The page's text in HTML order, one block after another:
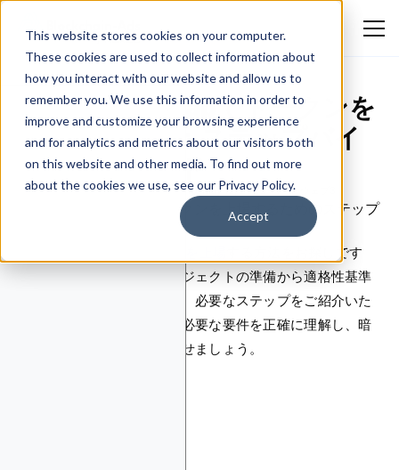
This website stores cookies on your computer.
These cookies are used to collect information about
how you interact with our website and allow us to
remember you. We use this information in order to
improve and customize your browsing experience
and for analytics and metrics about our visitors both
on this website and other media. To find out more
about the cookies we use, see our Privacy Policy.
Accept
CoinMarketCapでトークンを
上場する方法：ステップバイ
ステップガイド
Ekokotu Emmanuel Eguono May 12, 2026 暗号とウェブ3
する方法をお探しです
か？このガイドでは、プロジェクトの準備から適格性基準
の満足、申請書の提出まで、必要なステップをご紹介いた
します。トークンの上場に必要な要件を正確に理解し、暗
号市場での知名度を向上させましょう。